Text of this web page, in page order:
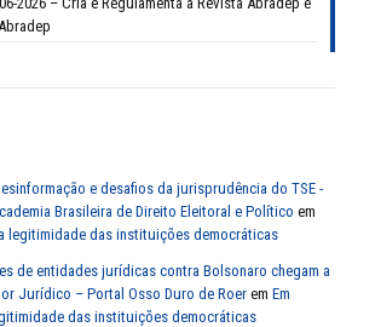
e desafios da jurisprudência do TSE -
Brasileira de Direito Eleitoral e Político em
legitimidade das instituições democráticas
de entidades jurídicas contra Bolsonaro chegam a
Jurídico – Portal Osso Duro de Roer em Em
das instituições democráticas